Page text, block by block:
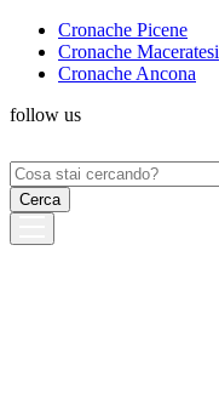
Cronache Picene
Cronache Maceratesi
Cronache Ancona
follow us
Ricerca
per: